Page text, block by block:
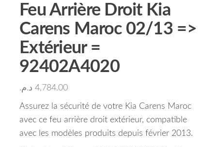
Feu Arrière Droit Kia
Carens Maroc 02/13 =>
Extérieur =
92402A4020
4,784.00 د.م.
Assurez la sécurité de votre Kia Carens Maroc
avec ce feu arrière droit extérieur, compatible
avec les modèles produits depuis février 2013.